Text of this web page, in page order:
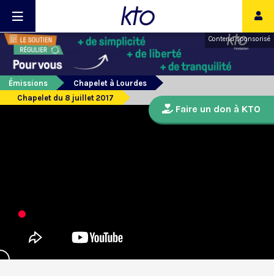
Contenu sponsorisé
Émissions
Chapelet à Lourdes
Chapelet du 8 juillet 2017
Faire un don à KTO